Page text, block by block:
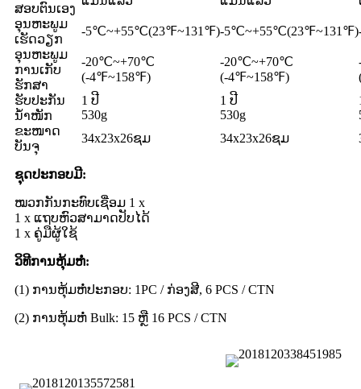
ສອບ​ຕົນ​ເອງ​
ອຸນຫະພູມ
ເຮັດວຽກ
-5℃~+55℃(23℉~131℉)-5℃~+55℃(23℉~131℉)
ອຸນຫະພູມ
ການເກັບ
ຮັກສາ
-20℃~+70℃
(-4℉~158℉)
-20℃~+70℃
(-4℉~158℉)
ຮັບປະກັນ
1 ປີ 1 ປີ
ນ້ຳໜັກ
530g 530g
ຂະໜາດ
ບັນຈຸ
34x23x26ຊມ 34x23x26ຊມ
ຊຸດປະກອບມີ:
ໝວກກັນກະທົບເຊື່ອມ 1 x
1 x ແຖບຫົວສາມາດປັບໄດ້
1 x ຄູ່ມືຜູ້ໃຊ້
ວິທີການຫຸ້ມຫໍ່:
(1) ການຫຸ້ມຫໍ່ປະກອບ: 1PC / ກ່ອງສີ, 6 PCS / CTN
(2) ການຫຸ້ມຫໍ່ Bulk: 15 ຫຼື 16 PCS / CTN